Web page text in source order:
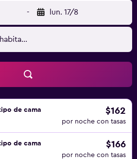
el restaurante de nuestro hotel,
alta, podrás pedir platos italianos a
buffet. Cada torre cuenta con un
bar Nhube ofrece cócteles
Tower H se sirven aperitivos y
acompañados de música en
de gimnasio y aparcamiento
tiene 16 salas con capacidad
espacio perfecto para conferencias
estará encantado de
la tecnología que necesites para
- lun. 17/8
de cama
$162
por noche con tasas
de cama
$166
por noche con tasas